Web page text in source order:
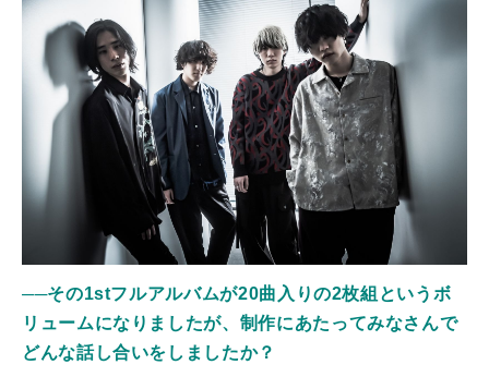
──その1stフルアルバムが20曲入りの2枚組というボ
リュームになりましたが、制作にあたってみなさんで
どんな話し合いをしましたか？